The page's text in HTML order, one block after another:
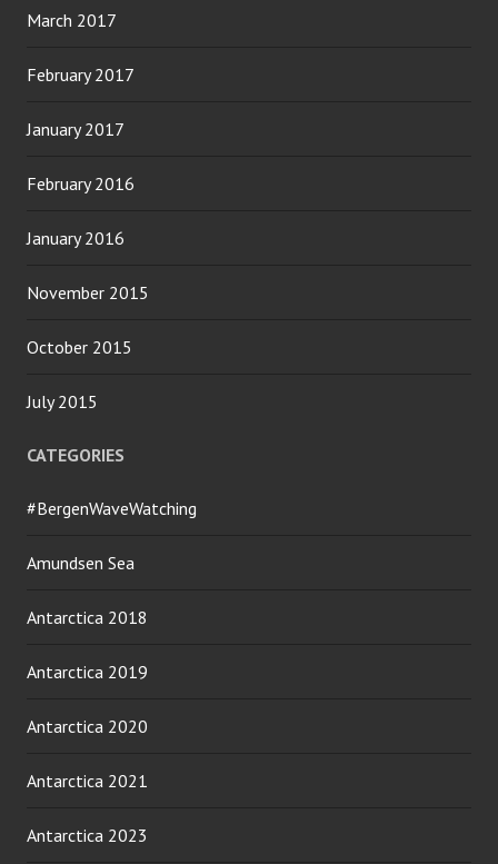
March 2017
February 2017
January 2017
February 2016
January 2016
November 2015
October 2015
July 2015
CATEGORIES
#BergenWaveWatching
Amundsen Sea
Antarctica 2018
Antarctica 2019
Antarctica 2020
Antarctica 2021
Antarctica 2023